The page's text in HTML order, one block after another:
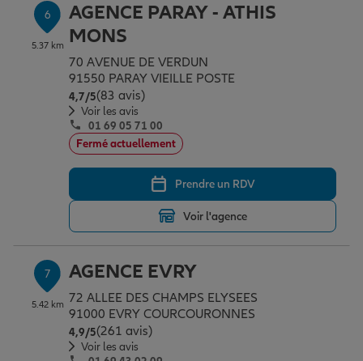
6
5.37 km
AGENCE PARAY - ATHIS
MONS
70 AVENUE DE VERDUN
91550 PARAY VIEILLE POSTE
4,7/5Note de 4.7 sur 5
(83 avis)
Voir les avis
01 69 05 71 00
Fermé actuellement
Prendre un RDV
Voir l'agence
7
5.42 km
AGENCE EVRY
72 ALLEE DES CHAMPS ELYSEES
91000 EVRY COURCOURONNES
4,9/5Note de 4.9 sur 5
(261 avis)
Voir les avis